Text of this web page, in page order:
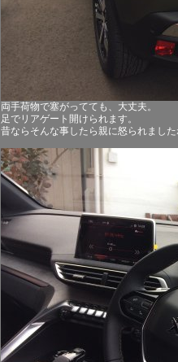
両手荷物で塞がってても、大丈夫。
足でリアゲート開けられます。
昔ならそんな事したら親に怒られまし